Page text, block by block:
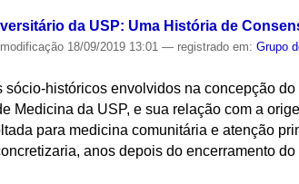
da USP: Uma História de
18/09/2019 13:01— registrado em:Grupo
históricos envolvidos na concepção
Medicina da USP, e sua relação com a
para medicina comunitária e atenção
anos depois do encerramento do